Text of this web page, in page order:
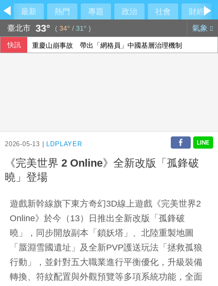
最新 熱門 專題 政治 社會
財經
臺北市 33° ( 34° / 31° ) 氣象
快訊 重慶山崩事故 帶出「網格員」中國基層治理機制
2026-05-13 | LDPLAYER
《完美世界 2 Online》全新改版「孤鋒破
曉」登場
遊戲新幹線旗下東方奇幻3D線上遊戲《完美世界2
Online》於今（13）日推出全新改版「孤鋒破
曉」，同步開放副本「鎖妖塔」、北陸重製地圖
「蜃淵雪國遺址」及全新PVP護送玩法「拯救孤狼
行動」，並針對五大職業進行平衡優化，升級裝備
轉換、符紋配置與外觀預覽等多項系統功能，全面